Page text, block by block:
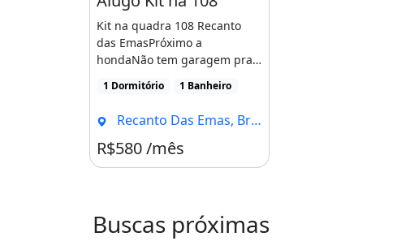
Kit na quadra 108 Recanto
das EmasPróximo a
hondaNão tem garagem pra
[...]
1 Dormitório 1 Banheiro
Recanto Das Emas, Brasília - DF
R$580 /mês
Buscas próximas